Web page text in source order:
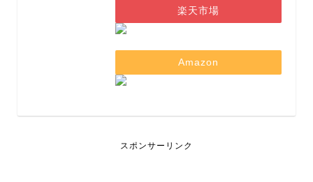
楽天市場
Amazon
スポンサーリンク